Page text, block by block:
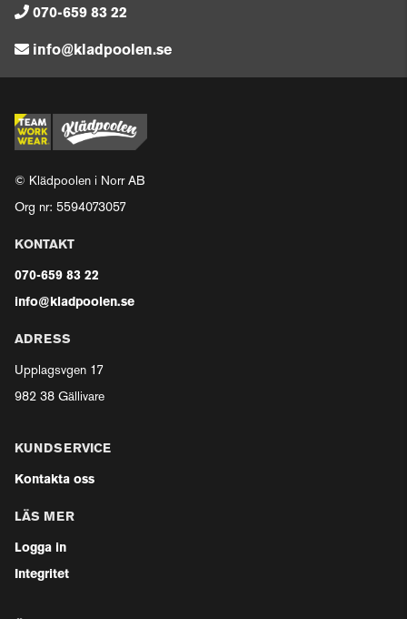
070-659 83 22
info@kladpoolen.se
© Klädpoolen i Norr AB
Org nr: 5594073057
KONTAKT
070-659 83 22
info@kladpoolen.se
ADRESS
Upplagsvgen 17
982 38 Gällivare
KUNDSERVICE
Kontakta oss
LÄS MER
Logga in
Integritet